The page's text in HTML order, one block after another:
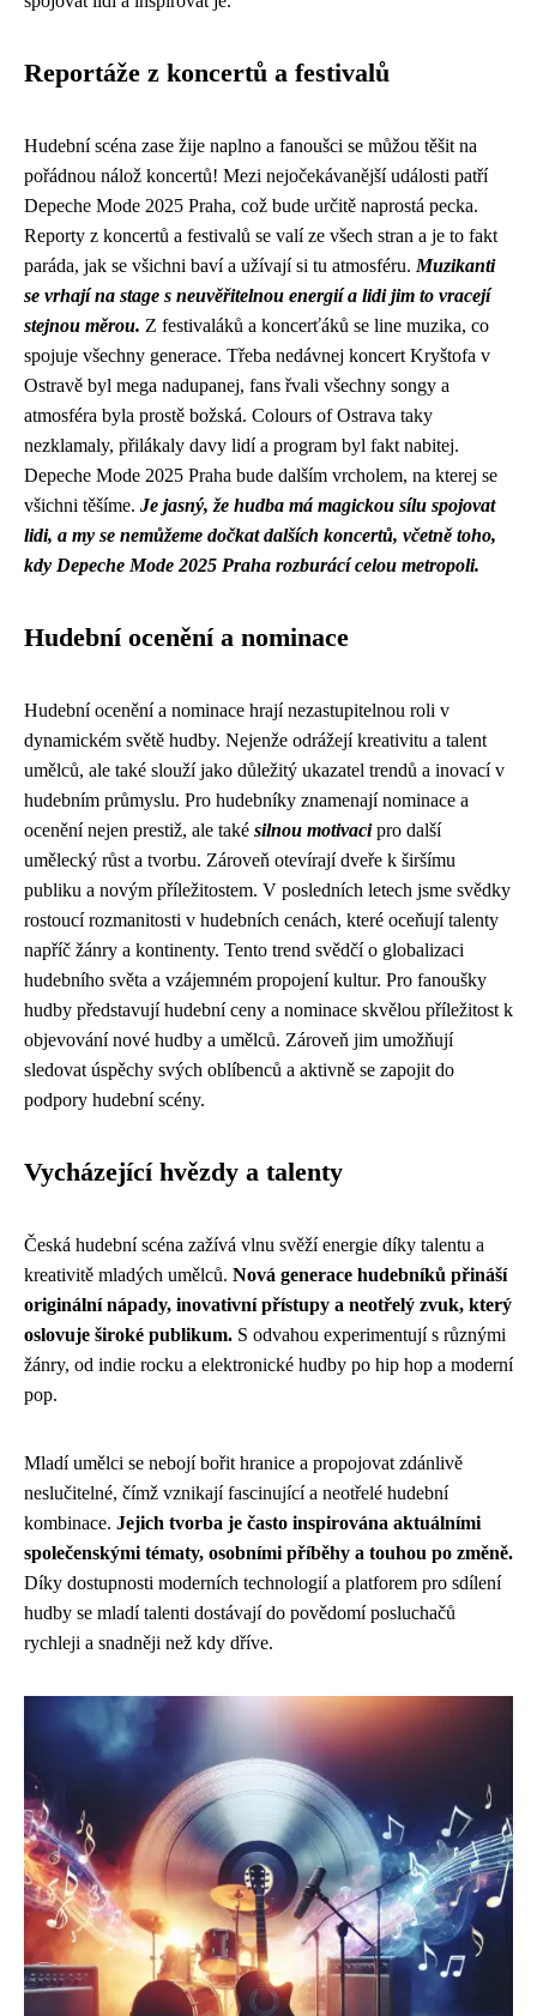
Reportáže z koncertů a festivalů
Hudební scéna zase žije naplno a fanoušci se můžou těšit na
pořádnou nálož koncertů! Mezi nejočekávanější události patří
Depeche Mode 2025 Praha, což bude určitě naprostá pecka.
Reporty z koncertů a festivalů se valí ze všech stran a je to fakt
paráda, jak se všichni baví a užívají si tu atmosféru. Muzikanti
se vrhají na stage s neuvěřitelnou energií a lidi jim to vracejí
stejnou měrou. Z festivaláků a koncerťáků se line muzika, co
spojuje všechny generace. Třeba nedávnej koncert Kryštofa v
Ostravě byl mega nadupanej, fans řvali všechny songy a
atmosféra byla prostě božská. Colours of Ostrava taky
nezklamaly, přilákaly davy lidí a program byl fakt nabitej.
Depeche Mode 2025 Praha bude dalším vrcholem, na kterej se
všichni těšíme. Je jasný, že hudba má magickou sílu spojovat
lidi, a my se nemůžeme dočkat dalších koncertů, včetně toho,
kdy Depeche Mode 2025 Praha rozburácí celou metropoli.
Hudební ocenění a nominace
Hudební ocenění a nominace hrají nezastupitelnou roli v
dynamickém světě hudby. Nejenže odrážejí kreativitu a talent
umělců, ale také slouží jako důležitý ukazatel trendů a inovací v
hudebním průmyslu. Pro hudebníky znamenají nominace a
ocenění nejen prestiž, ale také silnou motivacipro další
umělecký růst a tvorbu. Zároveň otevírají dveře k širšímu
publiku a novým příležitostem. V posledních letech jsme svědky
rostoucí rozmanitosti v hudebních cenách, které oceňují talenty
napříč žánry a kontinenty. Tento trend svědčí o globalizaci
hudebního světa a vzájemném propojení kultur. Pro fanoušky
hudby představují hudební ceny a nominace skvělou příležitost k
objevování nové hudby a umělců. Zároveň jim umožňují
sledovat úspěchy svých oblíbenců a aktivně se zapojit do
podpory hudební scény.
Vycházející hvězdy a talenty
Česká hudební scéna zažívá vlnu svěží energie díky talentu a
kreativitě mladých umělců. Nová generace hudebníků přináší
originální nápady, inovativní přístupy a neotřelý zvuk, který
oslovuje široké publikum. S odvahou experimentují s různými
žánry, od indie rocku a elektronické hudby po hip hop a moderní
pop.
Mladí umělci se nebojí bořit hranice a propojovat zdánlivě
neslučitelné, čímž vznikají fascinující a neotřelé hudební
kombinace. Jejich tvorba je často inspirována aktuálními
společenskými tématy, osobními příběhy a touhou po změně.
Díky dostupnosti moderních technologií a platforem pro sdílení
hudby se mladí talenti dostávají do povědomí posluchačů
rychleji a snadněji než kdy dříve.